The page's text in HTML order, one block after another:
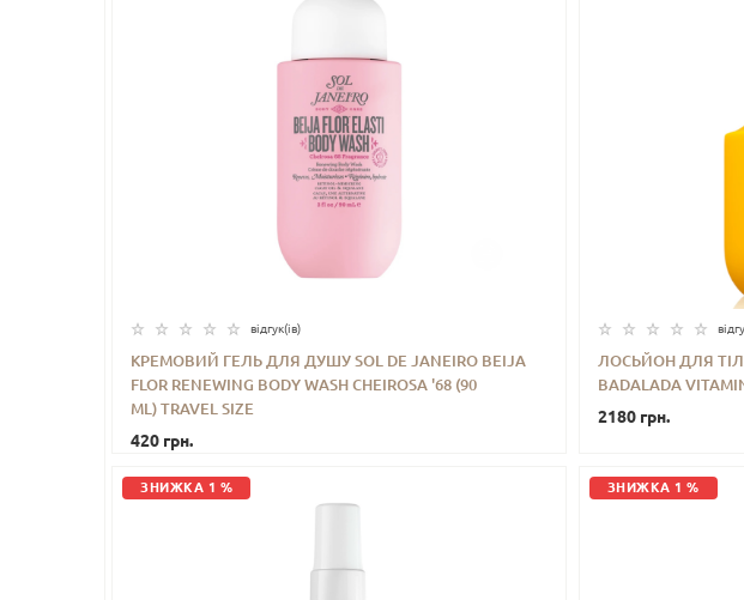
відгук(iв)
КРЕМОВИЙ ГЕЛЬ ДЛЯ ДУШУ SOL DE JANEIRO BEIJA
FLOR RENEWING BODY WASH CHEIROSA '68 (90
ML) TRAVEL SIZE
420 грн.
-
ЛОСЬЙОН ДЛЯ ТІЛА
BADALADA
2180 грн.
ЗНИЖКА 1 % ЗНИЖКА 1 %